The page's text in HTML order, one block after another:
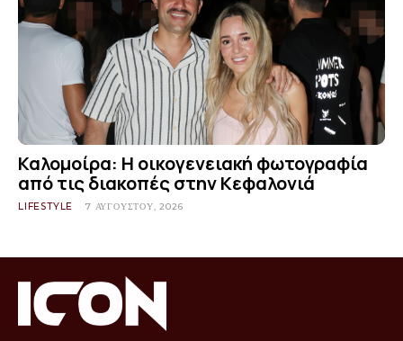
Καλομοίρα: Η οικογενειακή φωτογραφία
από τις διακοπές στην Κεφαλονιά
LIFESTYLE 7 ΑΥΓΟΎΣΤΟΥ, 2026